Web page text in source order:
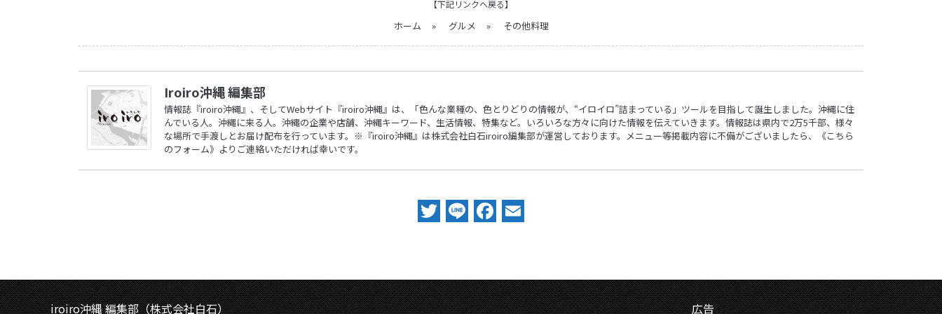
【下記リンクへ戻る】
ホーム » グルメ » その他料理
Iroiro沖縄 編集部
情報誌『iroiro沖縄』、そしてWebサイト『iroiro沖縄』は、「色んな業種の、色とりどりの情報が、“イロイロ”詰まっている」ツールを目指して誕生しました。沖縄に住
んでいる人。沖縄に来る人。沖縄の企業や店舗、沖縄キーワード、生活情報、特集など。いろいろな方々に向けた情報を伝えていきます。情報誌は県内で2万5千部、様々
な場所で手渡しとお届け配布を行っています。※『iroiro沖縄』は株式会社白石iroiro編集部が運営しております。メニュー等掲載内容に不備がございましたら、
《こちら
のフォーム》 よりご連絡いただければ幸いです。
Twitter
LineFacebook
iroiro沖縄 編集部（株式会社白石） 広告